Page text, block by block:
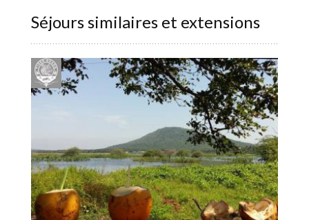
Séjours similaires et extensions